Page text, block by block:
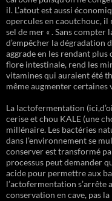
il. L’atout est aussi
opercules en caoutchouc, il
sel de mer « . Sans
d’empêcher la dégradation
aggrade en les rendant
flore intestinale, rend les
vitamines qui auraient été
même augmenter certaines
La lactofermentation
cerise et chou KALE (une
millénaire. Les bactéries
dans l’environnement se
conserver est transformé
processus peut demander
acide pour permettre aux
l’actofermentation
conservation en cave, pas